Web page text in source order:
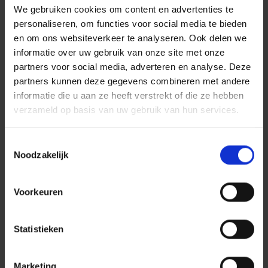
We gebruiken cookies om content en advertenties te
personaliseren, om functies voor social media te bieden
en om ons websiteverkeer te analyseren. Ook delen we
informatie over uw gebruik van onze site met onze
partners voor social media, adverteren en analyse. Deze
partners kunnen deze gegevens combineren met andere
informatie die u aan ze heeft verstrekt of die ze hebben
verzameld op basis van uw gebruik van hun services.
Noodzakelijk
Voorkeuren
Statistieken
Marketing
dragen aan de verdere groei van Infra Regio Noord
Oost en jezelf!
Meer bij Dura Vermeer
Dit breng jij mee
Enkele jaren werkervaring als (beton)timmerman
met de voorkeur in de civiele betonbouw.
Je bent een teamplayer en kan ook goed zelfstandig
Je bent secuur in het naleven van maatvoering en
hebt ervaring in het lezen van bouwtekeningen.
Je bent in het bezit van een VCA diploma, of je bent